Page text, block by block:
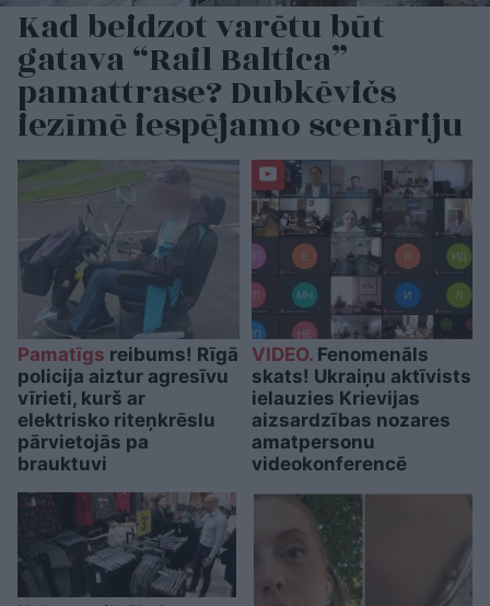
Kad beidzot varētu būt
gatava “Rail Baltica”
pamattrase? Dubkēvičs
iezīmē iespējamo scenāriju
Pamatīgs reibums! Rīgā
policija aiztur agresīvu
vīrieti, kurš ar
elektrisko riteņkrēslu
pārvietojās pa
brauktuvi
VIDEO.Fenomenāls
skats! Ukraiņu aktīvists
ielauzies Krievijas
aizsardzības nozares
amatpersonu
videokonferencē